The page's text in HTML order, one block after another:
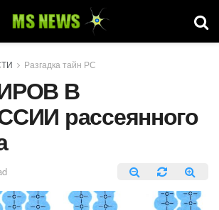
Разгадка тайн РС
В
рассеянного